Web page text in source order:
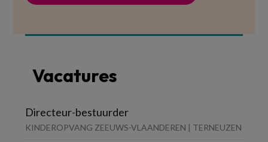
Vacatures
Directeur-bestuurder
KINDEROPVANG ZEEUWS-VLAANDEREN | TERNEUZEN